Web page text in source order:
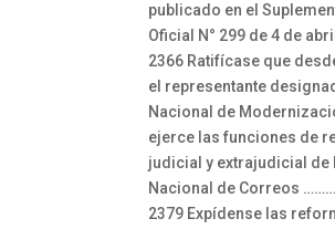
publicado en el
Oficial N° 299 de 4 de
2366 Ratifícase que
el representante
Nacional de
ejerce las funciones de
judicial y extrajudicial de
Nacional de Correos
2379 Expídense las